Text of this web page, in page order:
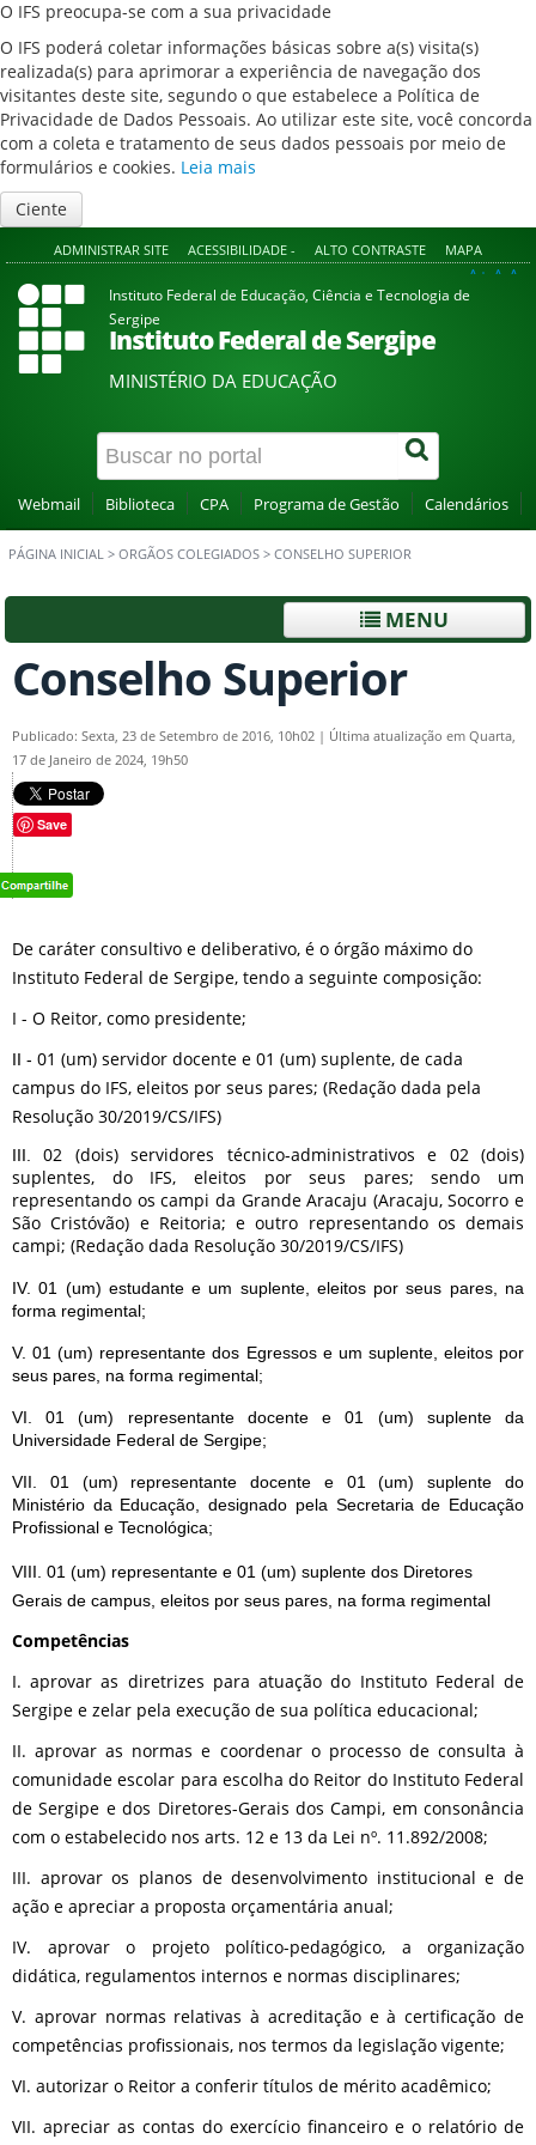
O IFS preocupa-se com a sua privacidade
O IFS poderá coletar informações básicas sobre a(s) visita(s)
realizada(s) para aprimorar a experiência de navegação dos
visitantes deste site, segundo o que estabelece a Política de
Privacidade de Dados Pessoais. Ao utilizar este site, você concorda
com a coleta e tratamento de seus dados pessoais por meio de
formulários e cookies. Leia mais
Ciente
ADMINISTRAR SITE ACESSIBILIDADE - ALTO CONTRASTE MAPA
A+ A A-
Instituto Federal de Educação, Ciência e Tecnologia de
Sergipe
Instituto Federal de Sergipe
MINISTÉRIO DA EDUCAÇÃO
Webmail Biblioteca CPA Programa de Gestão Calendários
PÁGINA INICIAL > ORGÃOS COLEGIADOS > CONSELHO SUPERIOR
MENU
Conselho Superior
Publicado: Sexta, 23 de Setembro de 2016, 10h02 | Última atualização em Quarta,
17 de Janeiro de 2024, 19h50
Save
De caráter consultivo e deliberativo, é o órgão máximo do
Instituto Federal de Sergipe, tendo a seguinte composição:
I - O Reitor, como presidente;
II - 01 (um) servidor docente e 01 (um) suplente, de cada
campus do IFS, eleitos por seus pares; (Redação dada pela
Resolução 30/2019/CS/IFS)
III.02 (dois) servidores técnico-administrativos e 02 (dois)
suplentes, do IFS, eleitos por seus pares; sendo um
representando os campi da Grande Aracaju (Aracaju, Socorro e
São Cristóvão) e Reitoria; e outro representando os demais
campi; (Redação dada Resolução 30/2019/CS/IFS)
IV. 01 (um) estudante e um suplente, eleitos por seus pares, na
forma regimental;
V. 01 (um) representante dos Egressos e um suplente, eleitos por
seus pares, na forma regimental;
VI. 01 (um) representante docente e 01 (um) suplente da
Universidade Federal de Sergipe;
VII. 01 (um) representante docente e 01 (um) suplente do
Ministério da Educação, designado pela Secretaria de Educação
Profissional e Tecnológica;
VIII. 01 (um) representante e 01 (um) suplente dos Diretores
Gerais de campus, eleitos por seus pares, na forma regimental
Competências
I. aprovar as diretrizes para atuação do Instituto Federal de
Sergipe e zelar pela execução de sua política educacional;
II. aprovar as normas e coordenar o processo de consulta à
comunidade escolar para escolha do Reitor do Instituto Federal
de Sergipe e dos Diretores-Gerais dos Campi, em consonância
com o estabelecido nos arts. 12 e 13 da Lei nº. 11.892/2008;
III. aprovar os planos de desenvolvimento institucional e de
ação e apreciar a proposta orçamentária anual;
IV. aprovar o projeto político-pedagógico, a organização
didática, regulamentos internos e normas disciplinares;
V. aprovar normas relativas à acreditação e à certificação de
competências profissionais, nos termos da legislação vigente;
VI. autorizar o Reitor a conferir títulos de mérito acadêmico;
VII. apreciar as contas do exercício financeiro e o relatório de